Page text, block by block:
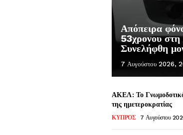
Απόπειρα
53χρονου
Συνελήφθη
7 Αυγούστου 2026,
ΑΚΕΛ: Το
της ημετεροκρατίας
ΚΥΠΡΟΣ 7 Αυγούστου